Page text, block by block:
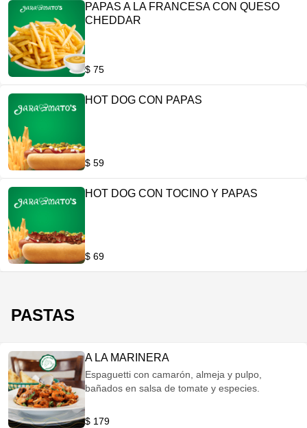
PAPAS A LA FRANCESA CON QUESO
CHEDDAR
$ 75
HOT DOG CON PAPAS
$ 59
HOT DOG CON TOCINO Y PAPAS
$ 69
PASTAS
A LA MARINERA
Espaguetti con camarón, almeja y pulpo,
bañados en salsa de tomate y especies.
$ 179